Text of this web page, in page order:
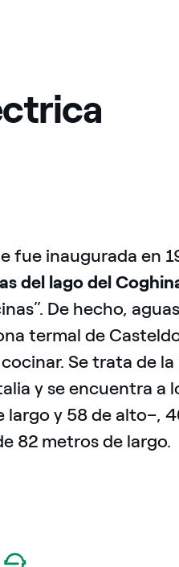
fue inaugurada en
del lago del
De hecho,
termal de
Se trata de
y se encuentra a
largo y 58 de alto–,
82 metros de largo.
icono